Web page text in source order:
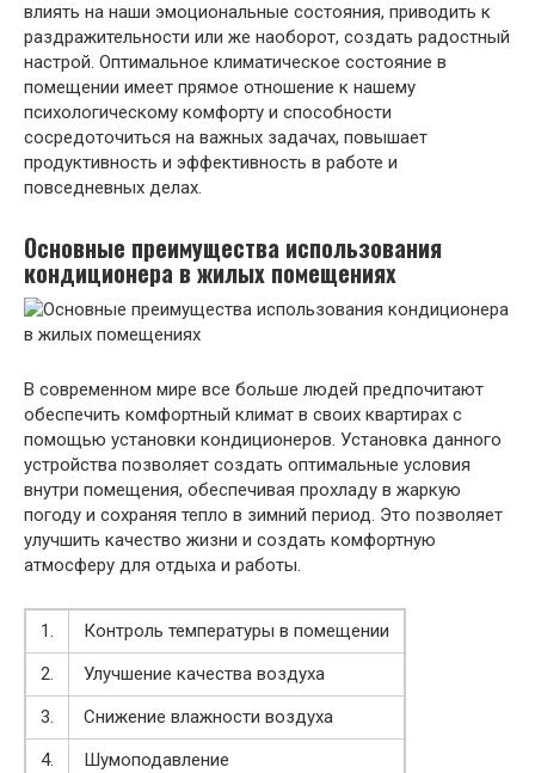
влиять на наши эмоциональные состояния, приводить к
раздражительности или же наоборот, создать радостный
настрой. Оптимальное климатическое состояние в
помещении имеет прямое отношение к нашему
психологическому комфорту и способности
сосредоточиться на важных задачах, повышает
продуктивность и эффективность в работе и
повседневных делах.
Основные преимущества использования
кондиционера в жилых помещениях
В современном мире все больше людей предпочитают
обеспечить комфортный климат в своих квартирах с
помощью установки кондиционеров. Установка данного
устройства позволяет создать оптимальные условия
внутри помещения, обеспечивая прохладу в жаркую
погоду и сохраняя тепло в зимний период. Это позволяет
улучшить качество жизни и создать комфортную
атмосферу для отдыха и работы.
1.
Контроль температуры в помещении
2.
Улучшение качества воздуха
3.
Снижение влажности воздуха
4.
Шумоподавление